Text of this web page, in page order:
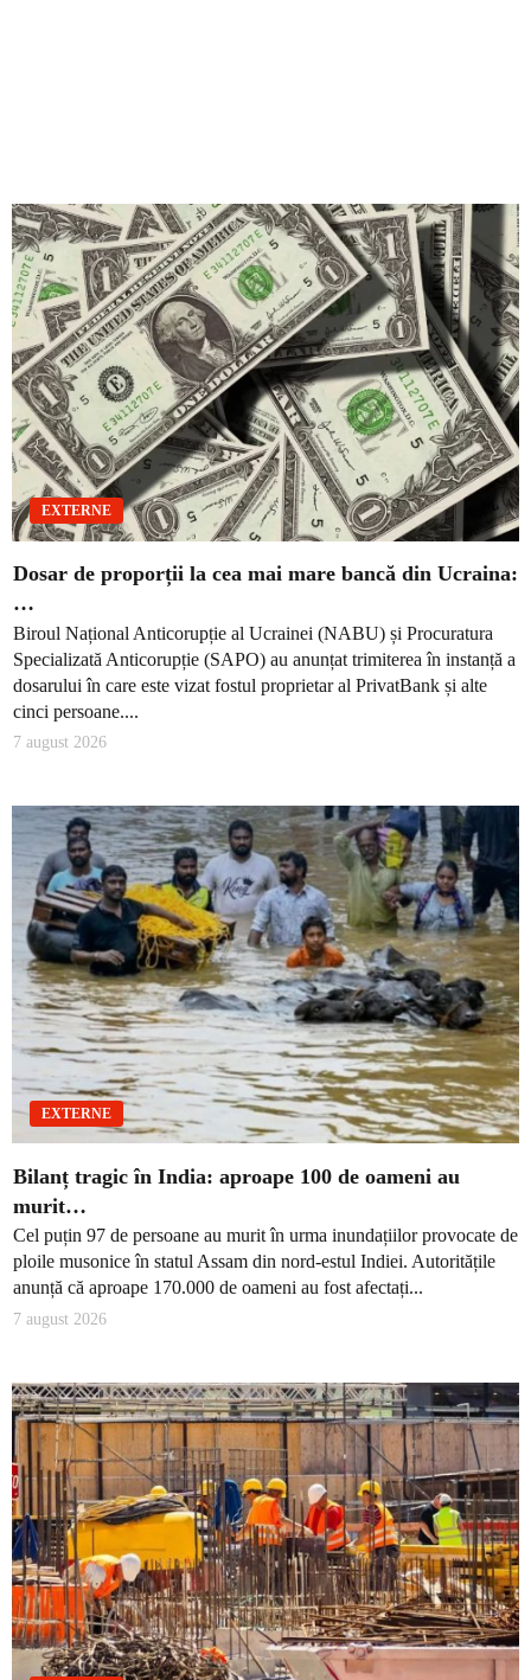
EXTERNE
Dosar de proporții la cea mai mare bancă din Ucraina:
…
Biroul Național Anticorupție al Ucrainei (NABU) și Procuratura
Specializată Anticorupție (SAPO) au anunțat trimiterea în instanță a
dosarului în care este vizat fostul proprietar al PrivatBank și alte
cinci persoane....
7 august 2026
EXTERNE
Bilanț tragic în India: aproape 100 de oameni au
murit…
Cel puțin 97 de persoane au murit în urma inundațiilor provocate de
ploile musonice în statul Assam din nord-estul Indiei. Autoritățile
anunță că aproape 170.000 de oameni au fost afectați...
7 august 2026